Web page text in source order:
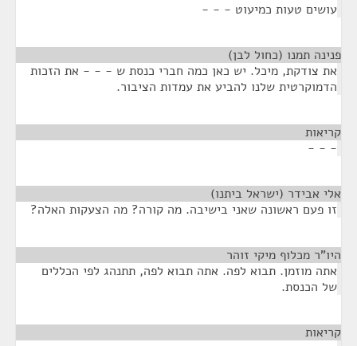
עושים טעות כמיעוט - - -
פנינה תמנו (כחול לבן)
את צודקת, מיכל. יש כאן כמה חברי כנסת ש - - - את הזכות
הדמוקרטית שלנו להביע את עמדות הציבור.
קריאות
- - -
אלי אבידר (ישראל ביתנו)
זו פעם ראשונה שאני בישיבה. מה קורה? מה הצעקות האלה?
היו"ר מכלוף מיקי זוהר
אתה מוזמן. תבוא לפה. אתה תבוא לפה, תתנהג לפי הכללים
של הכנסת.
קריאות